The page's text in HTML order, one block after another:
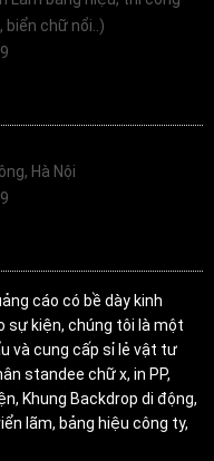
biển chữ nổi..)
Hà Nội
cáo có bề dày kinh
sự kiện, chúng tôi là một
và cung cấp sỉ lẻ vật tư
standee chữ x, in PP,
Khung Backdrop di động,
lãm, bảng hiệu công ty,